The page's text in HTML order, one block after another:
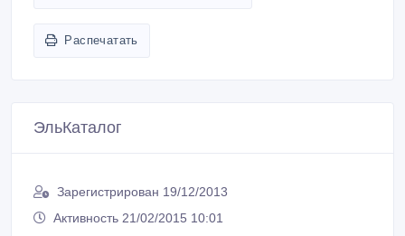
Распечатать
ЭльКаталог
Зарегистрирован 19/12/2013
Активность 21/02/2015 10:01